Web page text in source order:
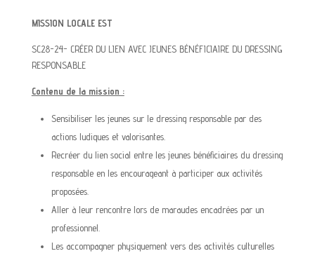
MISSION LOCALE EST
SC28-24- CRÉER DU LIEN AVEC JEUNES BÉNÉFICIAIRE DU DRESSING
RESPONSABLE
Contenu de la mission :
Sensibiliser les jeunes sur le dressing responsable par des
actions ludiques et valorisantes.
Recréer du lien social entre les jeunes bénéficiaires du dressing
responsable en les encourageant à participer aux activités
proposées.
Aller à leur rencontre lors de maraudes encadrées par un
professionnel.
Les accompagner physiquement vers des activités culturelles